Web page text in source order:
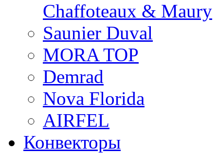
Chaffoteaux & Maury
Saunier Duval
MORA TOP
Demrad
Nova Florida
AIRFEL
Конвекторы